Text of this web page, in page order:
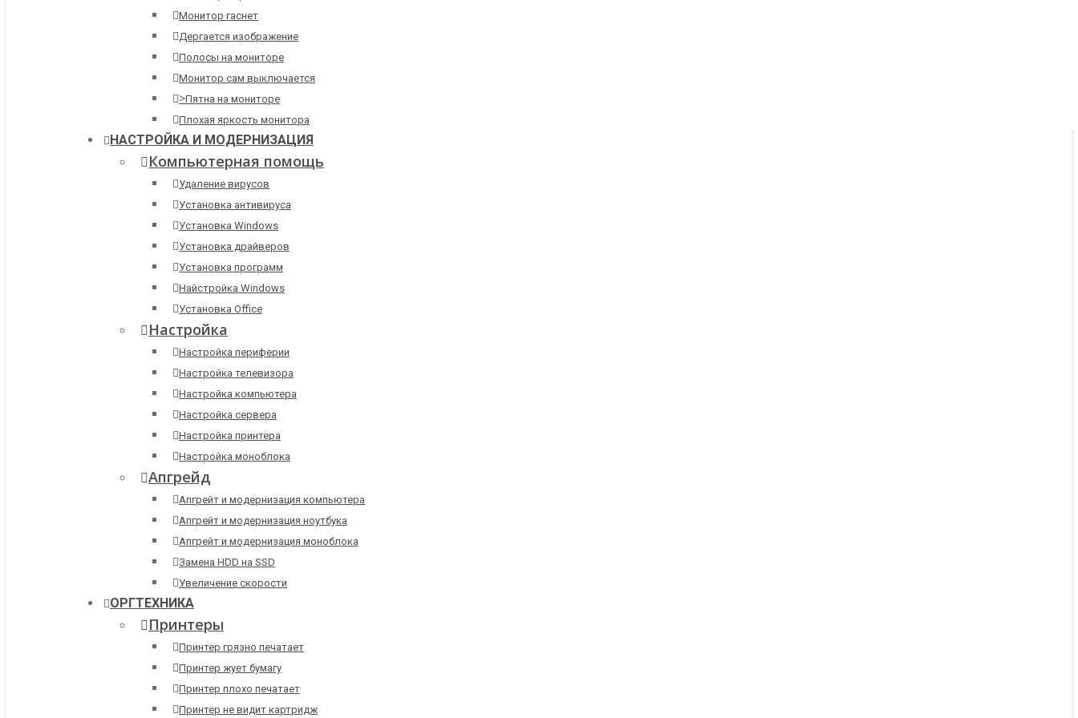
Монитор гаснет
Дергается изображение
Полосы на мониторе
Монитор сам выключается
>Пятна на мониторе
Плохая яркость монитора
НАСТРОЙКА И МОДЕРНИЗАЦИЯ
Компьютерная помощь
Удаление вирусов
Установка антивируса
Установка Windows
Установка драйверов
Установка программ
Найстройка Windows
Установка Office
Настройка
Настройка периферии
Настройка телевизора
Настройка компьютера
Настройка сервера
Настройка принтера
Настройка моноблока
Апгрейд
Апгрейт и модернизация компьютера
Апгрейт и модернизация ноутбука
Апгрейт и модернизация моноблока
Замена HDD на SSD
Увеличение скорости
ОРГТЕХНИКА
Принтеры
Принтер грязно печатает
Принтер жует бумагу
Принтер плохо печатает
Принтер не видит картридж